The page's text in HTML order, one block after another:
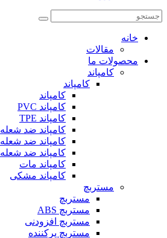
خانه
مقالات
محصولات ما
کامپاند
کامپاند
کامپاند
کامپاند PVC
کامپاند TPE
کامپاند ضد شعله
کامپاند ضد شعله PP
کامپاند ضد شعله ABS
کامپاند مات
کامپاند مشکی
مستربچ
مستربچ
مستربچ ABS
مستربچ افزودنی
مستربچ پرکننده